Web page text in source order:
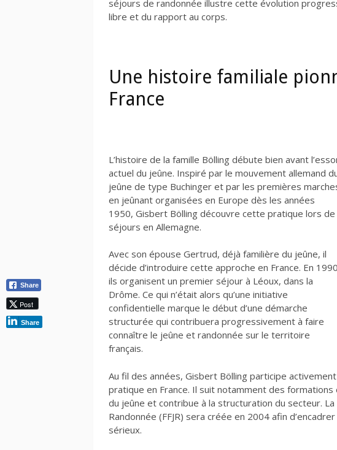
séjours de randonnée illustre cette évolution
libre et du rapport au corps.
Une histoire familiale
France
L’histoire de la famille Bölling débute bien avant
actuel du jeûne. Inspiré par le mouvement allemand
jeûne de type Buchinger et par les premières
en jeûnant organisées en Europe dès les années
1950, Gisbert Bölling découvre cette pratique lors de
séjours en Allemagne.
Avec son épouse Gertrud, déjà familière du jeûne, il
décide d’introduire cette approche en France. En
ils organisent un premier séjour à Léoux, dans la
Drôme. Ce qui n’était alors qu’une initiative
confidentielle marque le début d’une démarche
structurée qui contribuera progressivement à faire
connaître le jeûne et randonnée sur le territoire
français.
Au fil des années, Gisbert Bölling participe
pratique en France. Il suit notamment des
du jeûne et contribue à la structuration du secteur.
Randonnée (FFJR) sera créée en 2004 afin
sérieux.
Share
Post
Share